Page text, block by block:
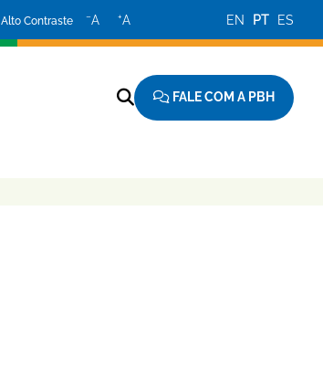
Alto Contraste −A +A EN PT ES
FALE COM A PBH